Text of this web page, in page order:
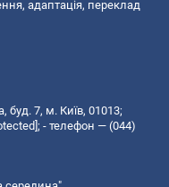
адаптація, переклад
буд. 7, м. Київ, 01013;
; - телефон — (044)